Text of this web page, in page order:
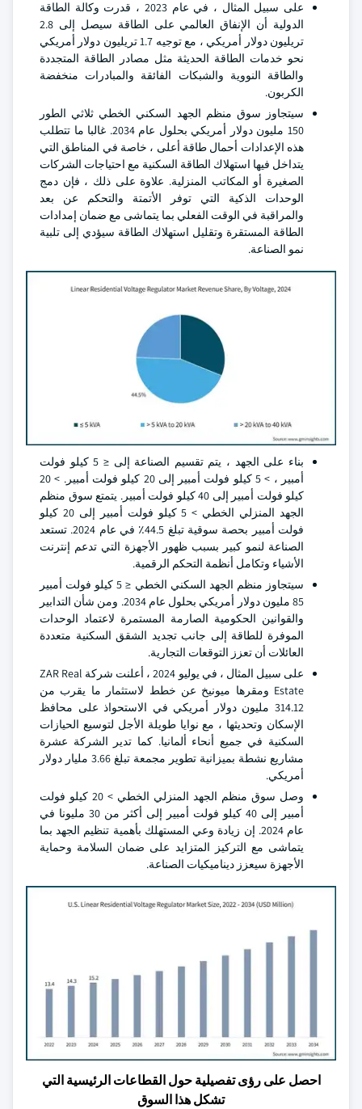
على سبيل المثال ، في عام 2023 ، قدرت وكالة الطاقة
الدولية أن الإنفاق العالمي على الطاقة سيصل إلى 2.8
تريليون دولار أمريكي ، مع توجيه 1.7 تريليون دولار أمريكي
نحو خدمات الطاقة الحديثة مثل مصادر الطاقة المتجددة
والطاقة النووية والشبكات الفائقة والمبادرات منخفضة
الكربون.
سيتجاوز سوق منظم الجهد السكني الخطي ثلاثي الطور
150 مليون دولار أمريكي بحلول عام 2034. غالبا ما تتطلب
هذه الإعدادات أحمال طاقة أعلى ، خاصة في المناطق التي
يتداخل فيها استهلاك الطاقة السكنية مع احتياجات الشركات
الصغيرة أو المكاتب المنزلية. علاوة على ذلك ، فإن دمج
الوحدات الذكية التي توفر الأتمتة والتحكم عن بعد
والمراقبة في الوقت الفعلي بما يتماشى مع ضمان إمدادات
الطاقة المستقرة وتقليل استهلاك الطاقة سيؤدي إلى تلبية
نمو الصناعة.
بناء على الجهد ، يتم تقسيم الصناعة إلى ≤ 5 كيلو فولت
أمبير ، > 5 كيلو فولت أمبير إلى 20 كيلو فولت أمبير. > 20
كيلو فولت أمبير إلى 40 كيلو فولت أمبير. يتمتع سوق منظم
الجهد المنزلي الخطي > 5 كيلو فولت أمبير إلى 20 كيلو
فولت أمبير بحصة سوقية تبلغ 44.5٪ في عام 2024. تستعد
الصناعة لنمو كبير بسبب ظهور الأجهزة التي تدعم إنترنت
الأشياء وتكامل أنظمة التحكم الرقمية.
سيتجاوز منظم الجهد السكني الخطي ≤ 5 كيلو فولت أمبير
85 مليون دولار أمريكي بحلول عام 2034. ومن شأن التدابير
والقوانين الحكومية الصارمة المستمرة لاعتماد الوحدات
الموفرة للطاقة إلى جانب تجديد الشقق السكنية متعددة
العائلات أن تعزز التوقعات التجارية.
على سبيل المثال ، في يوليو 2024 ، أعلنت شركة ZAR Real
Estate ومقرها ميونيخ عن خطط لاستثمار ما يقرب من
314.12 مليون دولار أمريكي في الاستحواذ على محافظ
الإسكان وتحديثها ، مع نوايا طويلة الأجل لتوسيع الحيازات
السكنية في جميع أنحاء ألمانيا. كما تدير الشركة عشرة
مشاريع نشطة بميزانية تطوير مجمعة تبلغ 3.66 مليار دولار
أمريكي.
وصل سوق منظم الجهد المنزلي الخطي > 20 كيلو فولت
أمبير إلى 40 كيلو فولت أمبير إلى أكثر من 30 مليونا في
عام 2024. إن زيادة وعي المستهلك بأهمية تنظيم الجهد بما
يتماشى مع التركيز المتزايد على ضمان السلامة وحماية
الأجهزة سيعزز ديناميكيات الصناعة.
احصل على رؤى تفصيلية حول القطاعات الرئيسية التي
تشكل هذا السوق